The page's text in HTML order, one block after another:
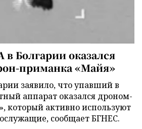
Болгарии оказался
приманка «Майя»
заявило, что упавший в
аппарат оказался дроном-
который активно используют
сообщает БГНЕС.